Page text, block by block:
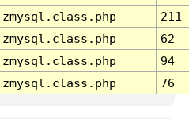
211
62
94
76